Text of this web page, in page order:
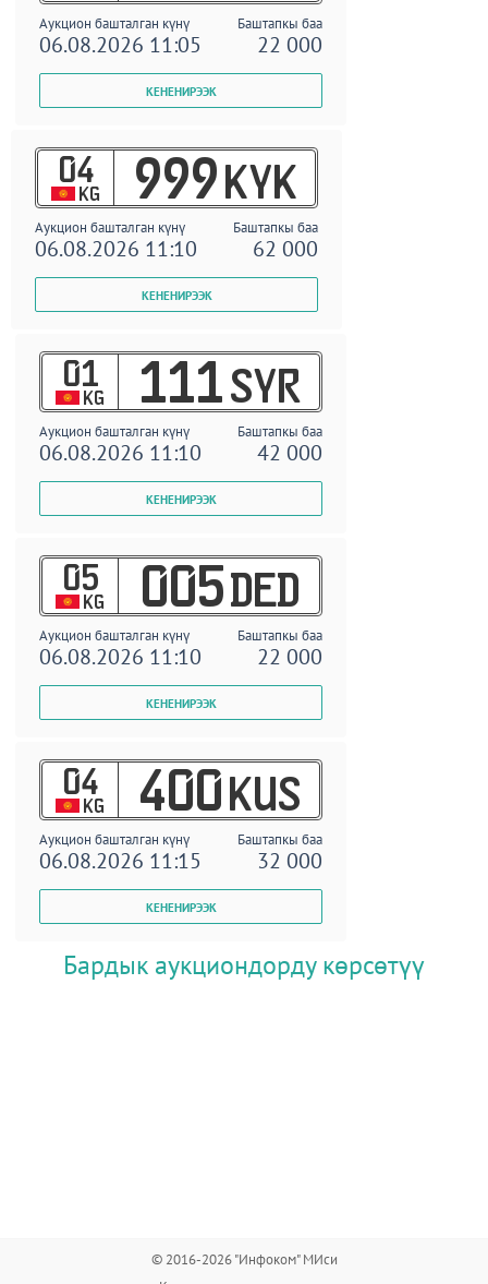
Аукцион башталган күнү Баштапкы баа
06.08.2026 11:05 22 000
04
KG 999 KYK
Аукцион башталган күнү Баштапкы баа
06.08.2026 11:10 62 000
01
KG 111 SYR
Аукцион башталган күнү Баштапкы баа
06.08.2026 11:10 42 000
05
KG 005 DED
Аукцион башталган күнү Баштапкы баа
06.08.2026 11:10 22 000
04
KG 400 KUS
Аукцион башталган күнү Баштапкы баа
06.08.2026 11:15 32 000
Бардык аукциондорду көрсөтүү
© 2016-2026 "Инфоком" МИси